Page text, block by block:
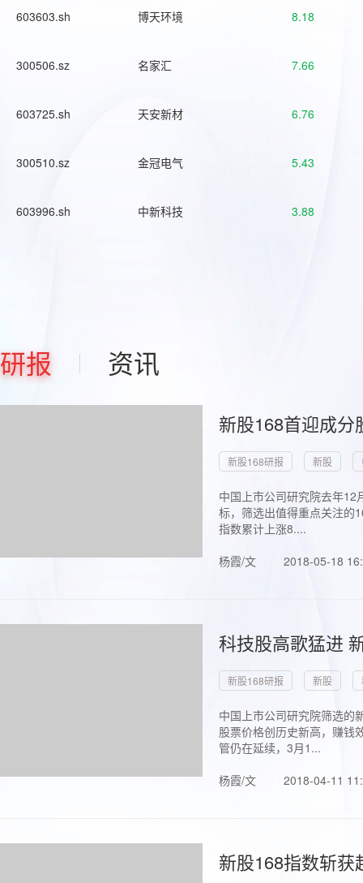
603603.sh 博天环境 8.18
300506.sz 名家汇 7.66
603725.sh 天安新材 6.76
300510.sz 金冠电气 5.43
603996.sh 中新科技 3.88
研报 资讯
新股168首迎成
新股168研报 新股
中国上市公司研究院去年
标，筛选出值得重点关注的
指数累计上涨8....
杨霞/文
2018-05-18
科技股高歌猛进
新股168研报 新股
中国上市公司研究院筛选的
股票价格创历史新高，赚钱
管仍在延续，3月1...
杨霞/文
2018-04-11
新股168指数斩